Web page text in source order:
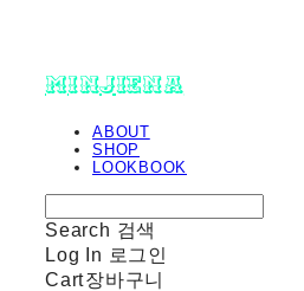
minjiena
ABOUT
SHOP
LOOKBOOK
Search 검색
Log In 로그인
Cart장바구니